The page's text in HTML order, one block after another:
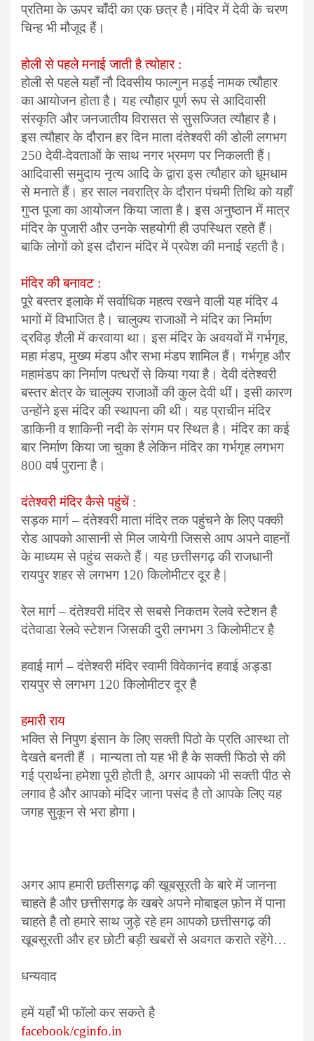
प्रतिमा के ऊपर चाँदी का एक छत्र है।मंदिर में देवी के चरण
चिन्ह भी मौजूद हैं।
होली से पहले मनाई जाती है त्योहार :
होली से पहले यहाँ नौ दिवसीय फाल्गुन मड़ई नामक त्यौहार
का आयोजन होता है। यह त्यौहार पूर्ण रूप से आदिवासी
संस्कृति और जनजातीय विरासत से सुसज्जित त्यौहार है।
इस त्यौहार के दौरान हर दिन माता दंतेश्वरी की डोली लगभग
250 देवी-देवताओं के साथ नगर भ्रमण पर निकलती हैं।
आदिवासी समुदाय नृत्य आदि के द्वारा इस त्यौहार को धूमधाम
से मनाते हैं। हर साल नवरात्रि के दौरान पंचमी तिथि को यहाँ
गुप्त पूजा का आयोजन किया जाता है। इस अनुष्ठान में मात्र
मंदिर के पुजारी और उनके सहयोगी ही उपस्थित रहते हैं।
बाकि लोगों को इस दौरान मंदिर में प्रवेश की मनाई रहती है।
मंदिर की बनावट :
पूरे बस्तर इलाके में सर्वाधिक महत्व रखने वाली यह मंदिर 4
भागों में विभाजित है। चालुक्य राजाओं ने मंदिर का निर्माण
द्रविड़ शैली में करवाया था। इस मंदिर के अवयवों में गर्भगृह,
महा मंडप, मुख्य मंडप और सभा मंडप शामिल हैं। गर्भगृह और
महामंडप का निर्माण पत्थरों से किया गया है। देवी दंतेश्वरी
बस्तर क्षेत्र के चालुक्य राजाओं की कुल देवी थीं। इसी कारण
उन्होंने इस मंदिर की स्थापना की थी। यह प्राचीन मंदिर
डाकिनी व शाकिनी नदी के संगम पर स्थित है। मंदिर का कई
बार निर्माण किया जा चुका है लेकिन मंदिर का गर्भगृह लगभग
800 वर्ष पुराना है।
दंतेश्वरी मंदिर कैसे पहुंचें :
सड़क मार्ग – दंतेश्वरी माता मंदिर तक पहुंचने के लिए पक्की
रोड आपको आसानी से मिल जायेगी जिससे आप अपने वाहनों
के माध्यम से पहुंच सकते हैं। यह छत्तीसगढ़ की राजधानी
रायपुर शहर से लगभग 120 किलोमीटर दूर है |
रेल मार्ग – दंतेश्वरी मंदिर से सबसे निकतम रेलवे स्टेशन है
दंतेवाडा रेलवे स्टेशन जिसकी दुरी लगभग 3 किलोमीटर है
हवाई मार्ग – दंतेश्वरी मंदिर स्वामी विवेकानंद हवाई अड्डा
रायपुर से लगभग 120 किलोमीटर दूर है
हमारी राय
भक्ति से निपुण इंसान के लिए सक्ती पिठो के प्रति आस्था तो
देखते बनती हैं । मान्यता तो यह भी है के सक्ती फिठो से की
गई प्रार्थना हमेशा पूरी होती है, अगर आपको भी सक्ती पीठ से
लगाव है और आपको मंदिर जाना पसंद है तो आपके लिए यह
जगह सुकून से भरा होगा।
अगर आप हमारी छतीसगढ़ की खूबसूरती के बारे में जानना
चाहते है और छत्तीसगढ़ के खबरे अपने मोबाइल फ़ोन में पाना
चाहते है तो हमारे साथ जुड़े रहे हम आपको छत्तीसगढ़ की
खूबसूरती और हर छोटी बड़ी खबरों से अवगत कराते रहेंगे…
धन्यवाद
हमें यहाँ भी फॉलो कर सकते है
facebook/cginfo.in